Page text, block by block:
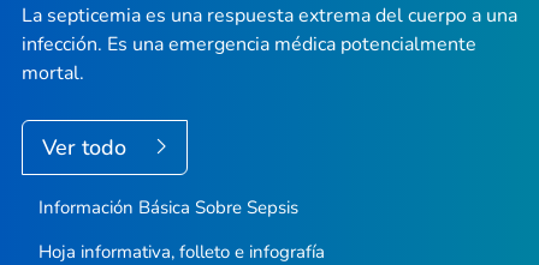
La septicemia es una respuesta extrema del cuerpo a una
infección. Es una emergencia médica potencialmente
mortal.
Ver todo
Información Básica Sobre Sepsis
Hoja informativa, folleto e infografía